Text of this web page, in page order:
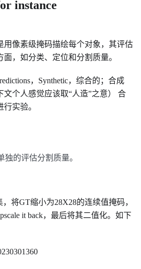
instance
用像素级掩码描绘每个对象，其评估
，如分类、定位和分割质量。
，Synthetic，综合的；合成
文个人感觉应该取“人造”之意） 合
实验。
的评估分割质量。
将GT缩小为28X28的连续值掩码，
it back，最后将其二值化。如下